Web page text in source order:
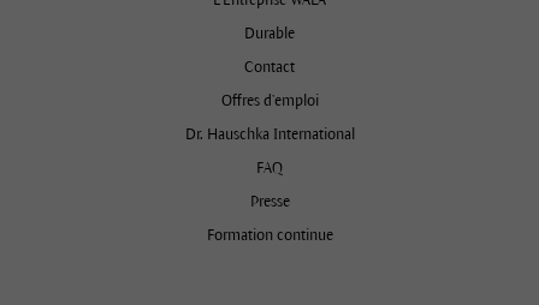
Durable
Contact
Offres d’emploi
Dr. Hauschka International
FAQ
Presse
Formation continue